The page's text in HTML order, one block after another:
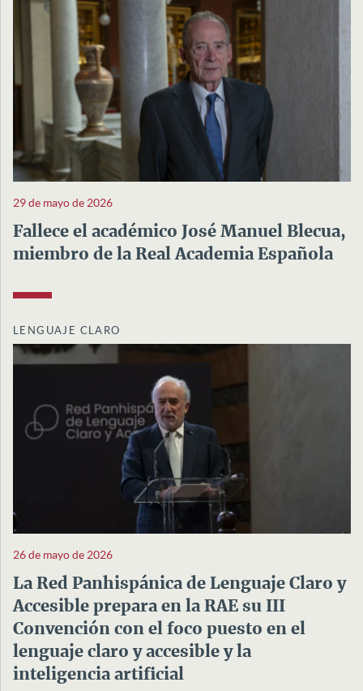
29 de mayo de 2026
Fallece el académico José Manuel Blecua,
miembro de la Real Academia Española
LENGUAJE CLARO
26 de mayo de 2026
La Red Panhispánica de Lenguaje Claro y
Accesible prepara en la RAE su III
Convención con el foco puesto en el
lenguaje claro y accesible y la
inteligencia artificial